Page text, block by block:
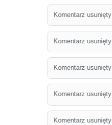
Komentarz usunięty
Komentarz usunięty
Komentarz usunięty
Komentarz usunięty
Komentarz usunięty